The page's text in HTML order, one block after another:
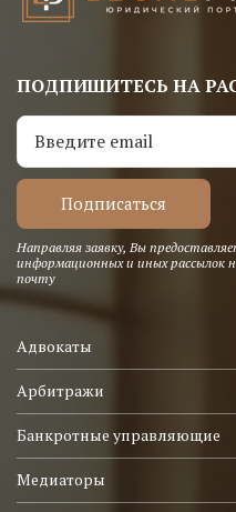
ПОДПИШИТЕСЬ НА
Направляя заявку, Вы
информационных и иных рассылок
почту
Адвокаты
Арбитражи
Банкротные управляющие
Медиаторы